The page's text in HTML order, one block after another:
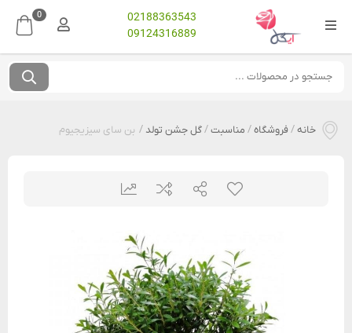
02188363543
09124316889
0
خانه/فروشگاه/ مناسبت/گل جشن تولد / بن سای سیزیجیوم